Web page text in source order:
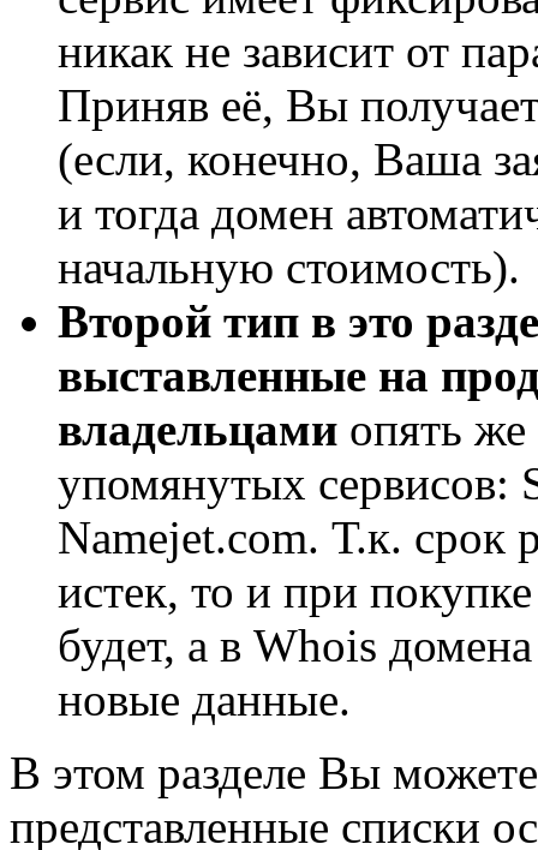
никак не зависит от
Приняв её, Вы
(если, конечно, Ваша
и тогда домен
начальную стоимость).
Второй тип в это
выставленные на
владельцами опять
упомянутых сервисов:
Namejet.com. Т.к. срок
истек, то и при
будет, а в Whois
новые данные.
В этом разделе Вы
представленные списки